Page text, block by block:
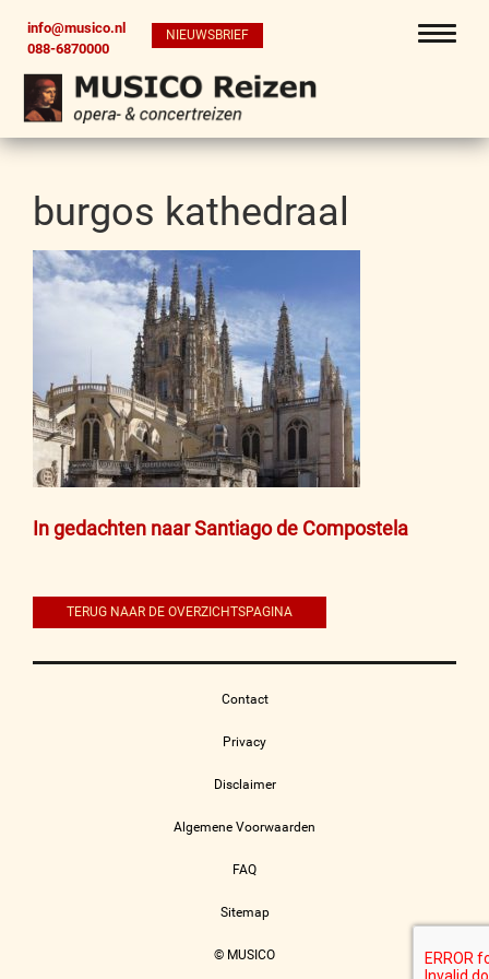
info@musico.nl
088-6870000
NIEUWSBRIEF
burgos kathedraal
Bericht
In gedachten naar Santiago de Compostela
TERUG NAAR DE OVERZICHTSPAGINA
Contact
Privacy
Disclaimer
Algemene Voorwaarden
FAQ
Sitemap
© MUSICO